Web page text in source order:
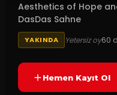
Aesthetics of Hope
DasDas Sahne
YAKINDA Yetersiz oy60
Hemen Kayıt Ol